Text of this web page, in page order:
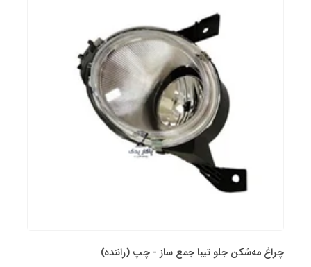
چراغ مه‌شکن جلو تیبا جمع‌ ساز - چپ (راننده)